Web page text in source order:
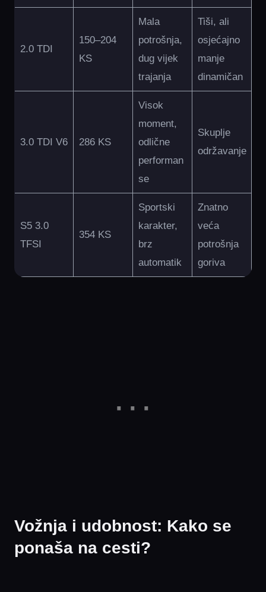
2.0 TDI
150–204
KS
Mala
potrošnja,
dug vijek
trajanja
Tiši, ali
osjećajno
manje
dinamičan
3.0 TDI V6 286 KS
Visok
moment,
odlične
performan
se
Skuplje
održavanje
S5 3.0
TFSI
354 KS
Sportski
karakter,
brz
automatik
Znatno
veća
potrošnja
goriva
Vožnja i udobnost: Kako se
ponaša na cesti?